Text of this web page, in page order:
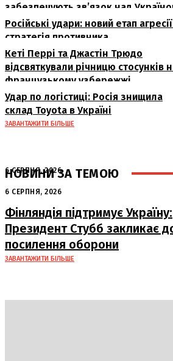
забезпечують зв’язок над
Російські удари: новий етап
стратегія противника
Кеті Перрі та Джастін Трюдо
відсвяткували річницю стосунків
французькому узбережжі
Удар по логістиці: Росія знищила
склад Toyota в Україні
ЗАВАНТАЖИТИ БІЛЬШЕ
НОВИНИ ЗА ТЕМОЮ
6 СЕРПНЯ, 2026
Аномальна спека в Україні
кінця: очікується похолодання
6 СЕРПНЯ, 2026
Фінляндія підтримує Україну:
Президент Стубб закликає
посилення оборони
ЗАВАНТАЖИТИ БІЛЬШЕ